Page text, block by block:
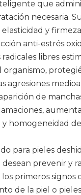
que
necesaria.
y firmeza
anti-estrés
libres
organismo,
agresiones
de
y homogeneidad
para pieles
desean prevenir y
primeros signos
de la piel o